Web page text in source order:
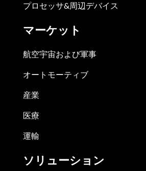
プロセッサ&周辺デバイス
マーケット
航空宇宙および軍事
オートモーティブ
産業
医療
運輸
ソリューション